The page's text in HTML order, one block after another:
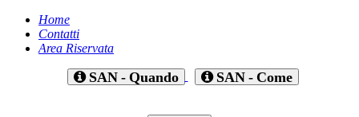
Home
Contatti
Area Riservata
SAN - Quando SAN - Come